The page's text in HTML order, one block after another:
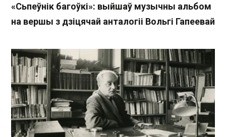
«Сьпеўнік багоўкі»: выйшаў музычны альбом
на вершы з дзіцячай анталогіі Вольгі Гапеевай